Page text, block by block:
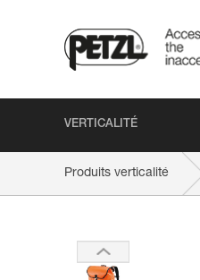
VERTICALITÉ
Produits verticalité